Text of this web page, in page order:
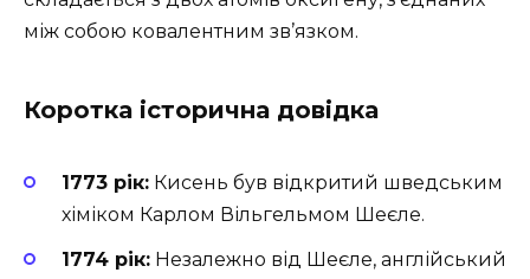
між собою ковалентним зв’язком.
Коротка історична довідка
1773 рік: Кисень був відкритий шведським
хіміком Карлом Вільгельмом Шеєле.
1774 рік: Незалежно від Шеєле, англійський